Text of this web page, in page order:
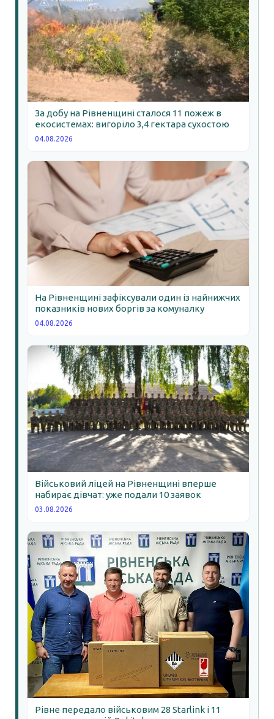
За добу на Рівненщині сталося 11 пожеж в
екосистемах: вигоріло 3,4 гектара сухостою
04.08.2026
На Рівненщині зафіксували один із найнижчих
показників нових боргів за комуналку
04.08.2026
Військовий ліцей на Рівненщині вперше
набирає дівчат: уже подали 10 заявок
03.08.2026
Рівне передало військовим 28 Starlink і 11